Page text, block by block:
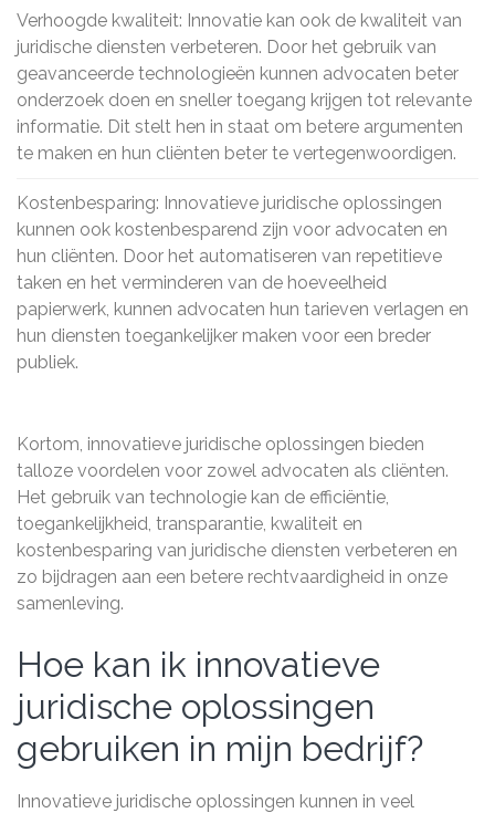
Verhoogde kwaliteit: Innovatie kan ook de kwaliteit van
juridische diensten verbeteren. Door het gebruik van
geavanceerde technologieën kunnen advocaten beter
onderzoek doen en sneller toegang krijgen tot relevante
informatie. Dit stelt hen in staat om betere argumenten
te maken en hun cliënten beter te vertegenwoordigen.
Kostenbesparing: Innovatieve juridische oplossingen
kunnen ook kostenbesparend zijn voor advocaten en
hun cliënten. Door het automatiseren van repetitieve
taken en het verminderen van de hoeveelheid
papierwerk, kunnen advocaten hun tarieven verlagen en
hun diensten toegankelijker maken voor een breder
publiek.
Kortom, innovatieve juridische oplossingen bieden
talloze voordelen voor zowel advocaten als cliënten.
Het gebruik van technologie kan de efficiëntie,
toegankelijkheid, transparantie, kwaliteit en
kostenbesparing van juridische diensten verbeteren en
zo bijdragen aan een betere rechtvaardigheid in onze
samenleving.
Hoe kan ik innovatieve
juridische oplossingen
gebruiken in mijn bedrijf?
Innovatieve juridische oplossingen kunnen in veel